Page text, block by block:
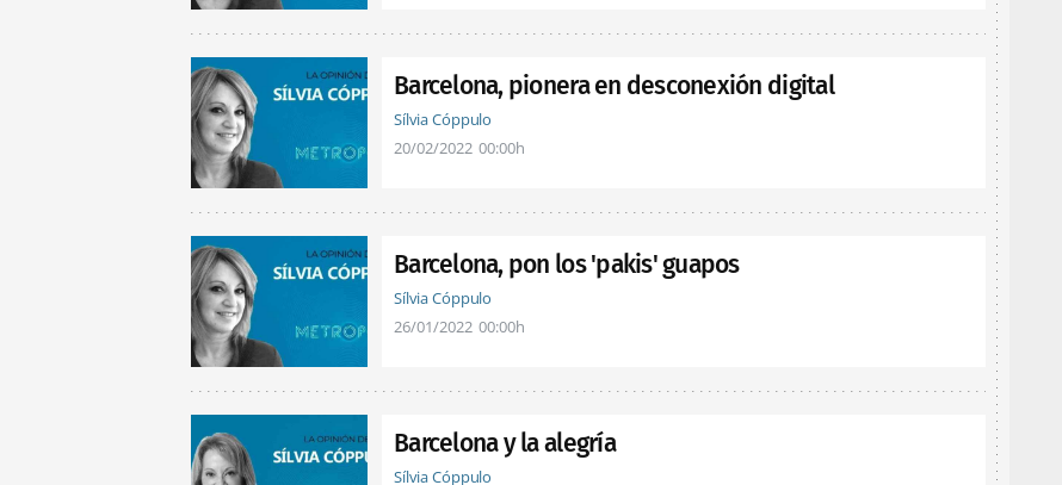
Barcelona, pionera en desconexión digital
Sílvia Cóppulo
20/02/2022 00:00h
Barcelona, pon los 'pakis' guapos
Sílvia Cóppulo
26/01/2022 00:00h
Barcelona y la alegría
Sílvia Cóppulo